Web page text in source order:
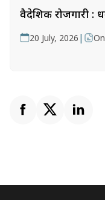
वैदेशिक रोजगारी :
20 July, 2026 |